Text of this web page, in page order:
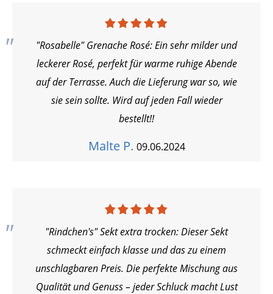
"Rosabelle" Grenache Rosé: Ein sehr milder und
leckerer Rosé, perfekt für warme ruhige Abende
auf der Terrasse. Auch die Lieferung war so, wie
sie sein sollte. Wird auf jeden Fall wieder
bestellt!!
Malte P. 09.06.2024
"Rindchen's" Sekt extra trocken: Dieser Sekt
schmeckt einfach klasse und das zu einem
unschlagbaren Preis. Die perfekte Mischung aus
Qualität und Genuss – jeder Schluck macht Lust